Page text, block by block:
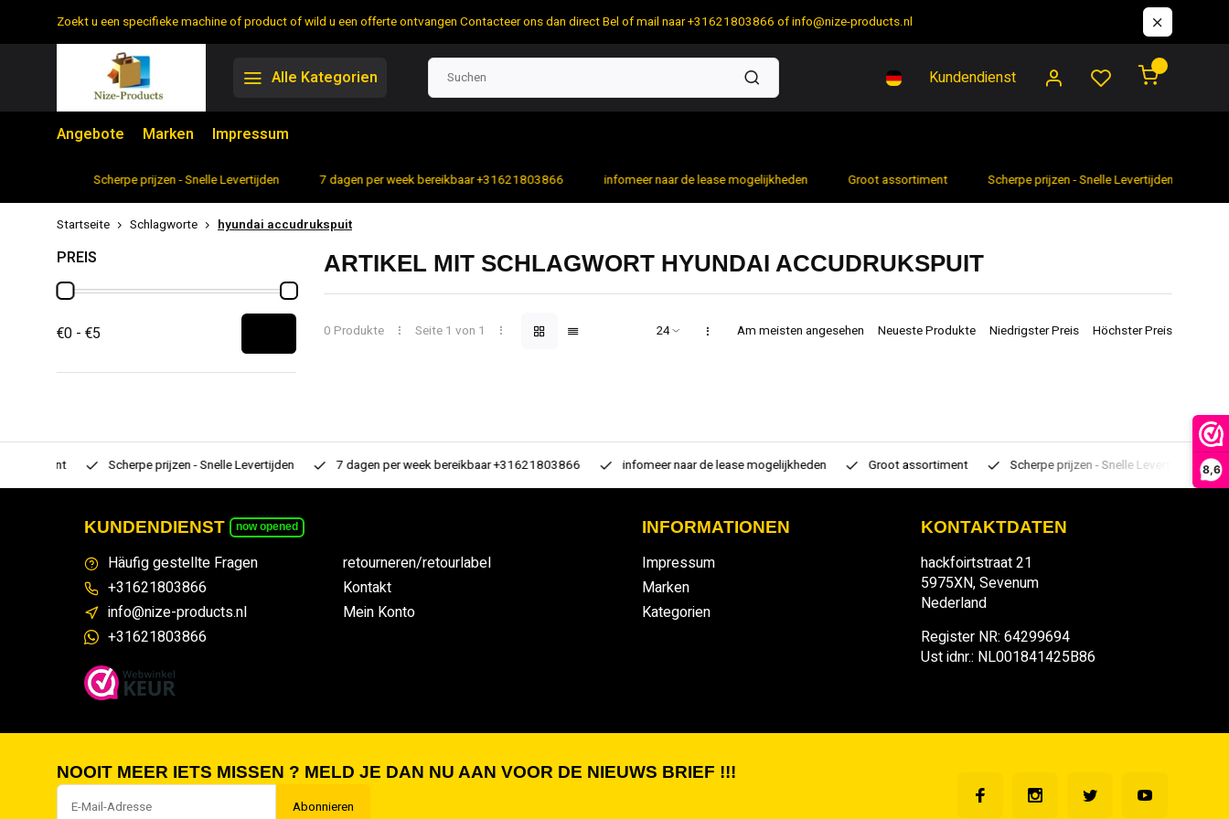
8,6
Zoekt u een specifieke machine of product of wild u een offerte ontvangen Contacteer ons dan direct Bel of mail naar +31621803866 ofinfo@nize-products.nl
Alle Kategorien Kundendienst
Angebote Marken Impressum
Scherpe prijzen - Snelle Levertijden 7 dagen per week bereikbaar +31621803866 infomeer naar de lease mogelijkheden Groot assortiment Scherpe prijzen - Snelle Levertijden
Startseite Schlagworte hyundai accudrukspuit
PREIS
€0 - €5
ARTIKEL MIT SCHLAGWORT HYUNDAI ACCUDRUKSPUIT
0 Produkte Seite 1 von 1 Am meisten angesehen Neueste Produkte Niedrigster Preis Höchster Preis
Scherpe prijzen - Snelle Levertijden 7 dagen per week bereikbaar +31621803866 infomeer naar de lease mogelijkheden Groot assortiment Scherpe prijzen - Snelle Levertijden 7
KUNDENDIENST now opened
Häufig gestellte Fragen
+31621803866
info@nize-products.nl
+31621803866
retourneren/retourlabel
Kontakt
Mein Konto
INFORMATIONEN
Impressum
Marken
Kategorien
KONTAKTDATEN
hackfoirtstraat 21
5975XN, Sevenum
Nederland
Register NR: 64299694
Ust idnr.: NL001841425B86
NOOIT MEER IETS MISSEN ? MELD JE DAN NU AAN VOOR DE NIEUWS BRIEF !!!
Abonnieren